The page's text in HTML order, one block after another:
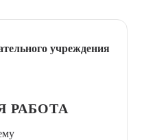
учреждения
РАБОТА